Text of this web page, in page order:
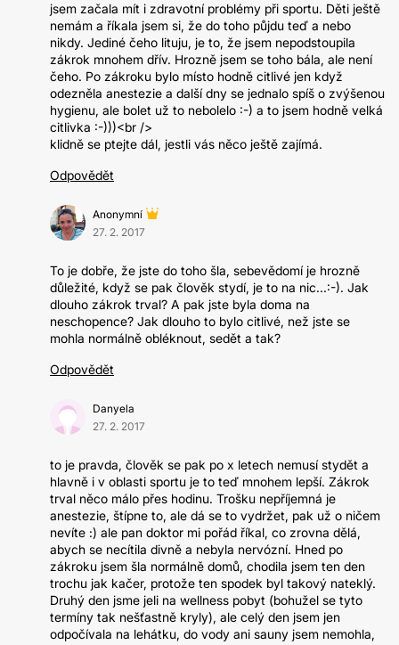
jsem začala mít i zdravotní problémy při sportu. Děti ještě
nemám a říkala jsem si, že do toho půjdu teď a nebo
nikdy. Jediné čeho lituju, je to, že jsem nepodstoupila
zákrok mnohem dřív. Hrozně jsem se toho bála, ale není
čeho. Po zákroku bylo místo hodně citlivé jen když
odezněla anestezie a další dny se jednalo spíš o zvýšenou
hygienu, ale bolet už to nebolelo :-) a to jsem hodně velká
citlivka :-)))<br />
klidně se ptejte dál, jestli vás něco ještě zajímá.
Odpovědět
Anonymní
27. 2. 2017
To je dobře, že jste do toho šla, sebevědomí je hrozně
důležité, když se pak člověk stydí, je to na nic...:-). Jak
dlouho zákrok trval? A pak jste byla doma na
neschopence? Jak dlouho to bylo citlivé, než jste se
mohla normálně obléknout, sedět a tak?
Odpovědět
Danyela
27. 2. 2017
to je pravda, člověk se pak po x letech nemusí stydět a
hlavně i v oblasti sportu je to teď mnohem lepší. Zákrok
trval něco málo přes hodinu. Trošku nepříjemná je
anestezie, štípne to, ale dá se to vydržet, pak už o ničem
nevíte :) ale pan doktor mi pořád říkal, co zrovna dělá,
abych se necítila divně a nebyla nervózní. Hned po
zákroku jsem šla normálně domů, chodila jsem ten den
trochu jak kačer, protože ten spodek byl takový nateklý.
Druhý den jsme jeli na wellness pobyt (bohužel se tyto
termíny tak nešťastně kryly), ale celý den jsem jen
odpočívala na lehátku, do vody ani sauny jsem nemohla,